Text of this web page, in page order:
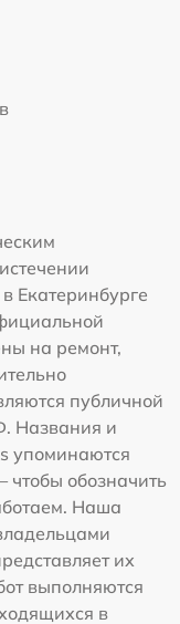
Екатеринбурге
на ремонт,
публичной
Названия и
упоминаются
обозначить
Наша
их
выполняются
в